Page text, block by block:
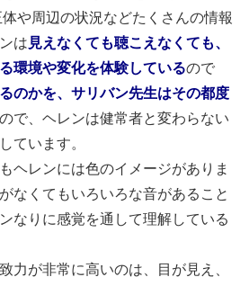
や周辺の状況などたくさんの情報
は 見えなくても聴こえなくても、
環境や変化を体験しているので
のかを、サリバン先生はその都度
ので、ヘレンは健常者と変わらない
ています。
ヘレンには色のイメージがありま
なくてもいろいろな音があること
なりに感覚を通して理解している
力が非常に高いのは、目が見え、